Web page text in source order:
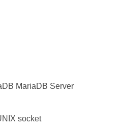
MariaDB Server
socket